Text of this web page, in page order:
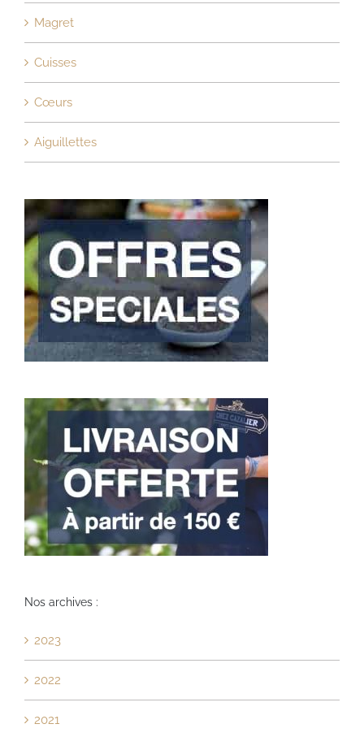
Magret
Cuisses
Cœurs
Aiguillettes
Nos archives :
2023
2022
2021